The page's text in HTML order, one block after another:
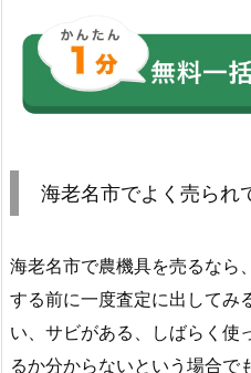
海老名市でよく売られ
海老名市で農機具を売るなら
する前に一度査定に出してみ
い、サビがある、しばらく使
るか分からないという場合で